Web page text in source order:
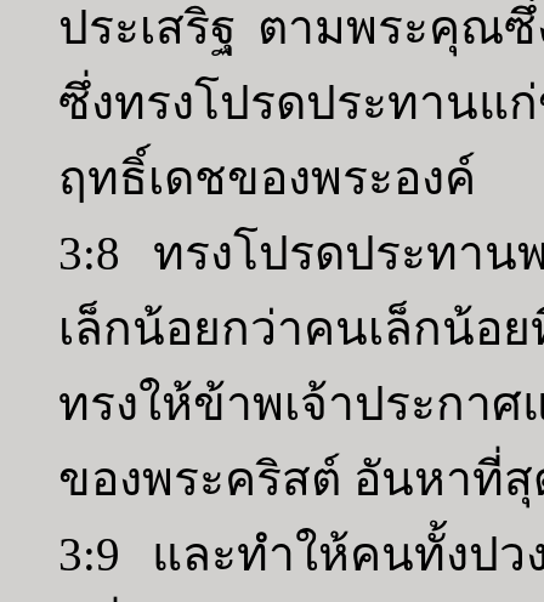
ประเสริฐ ตามพระคุณซึ่
ซึ่งทรงโปรดประทานแ
ฤทธิ์เดชของพระองค์
3:8 ทรงโปรดประทา
เล็กน้อยกว่าคนเล็กน้อ
ทรงให้ข้าพเจ้าประกา
ของพระคริสต์ อันหาที่
3:9 และทำให้คนทั้งปว